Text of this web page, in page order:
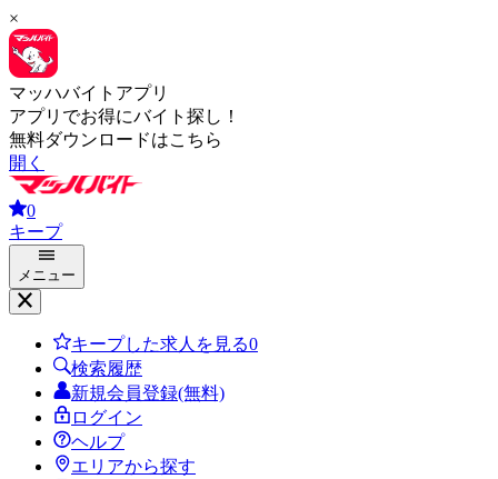
×
マッハバイトアプリ
アプリでお得にバイト探し！
無料ダウンロードはこちら
開く
0
キープ
メニュー
キープした求人を見る0
検索履歴
新規会員登録(無料)
ログイン
ヘルプ
エリアから探す